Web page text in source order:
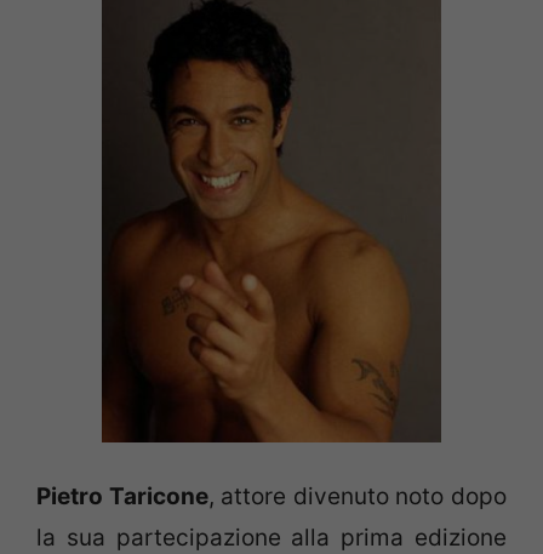
Pietro Taricone, attore divenuto noto dopo
la sua partecipazione alla prima edizione